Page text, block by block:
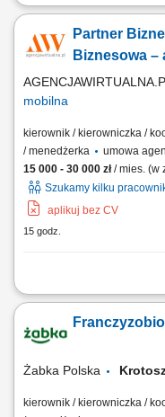
Główne zadania:
obsługi. Monitorowanie
Dostosowywanie
Partner
Biznesowa
mobilna
kierownik / kierowniczka /
/ menedżerka
umowa
15 000 - 30 000 zł/ mies. (w
Szukamy kilku
aplikuj bez CV
15 godz.
Zakres działania: rozwijanie
internetowego w oparciu o
biznesowych i budowanie
jak: strony internetowe,
Żabka Polska
kierownik / kierowniczka /